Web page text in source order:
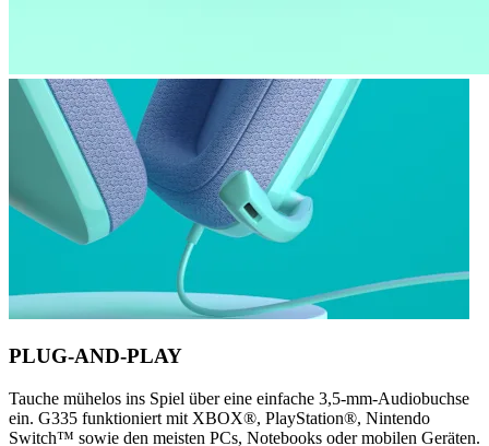
PLUG-AND-PLAY
Tauche mühelos ins Spiel über eine einfache 3,5-mm-Audiobuchse
ein. G335 funktioniert mit XBOX®, PlayStation®, Nintendo
Switch™ sowie den meisten PCs, Notebooks oder mobilen Geräten.